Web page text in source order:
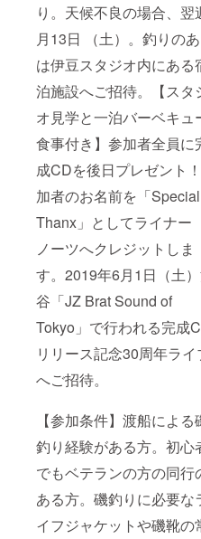
り。天候不良の場合、翌
月13日 （土）。釣りの
は伊豆スタジオ内にある
泊施設へご招待。【スタ
オ見学と一泊バーベキュ
食事付き】参加者全員に
成CDを後日プレゼント
加者のお名前を「Special
Thanx」としてライナー
ノーツへクレジットしま
す。2019年6月1日（土
谷「JZ Brat Sound of
Tokyo」で行われる完成
リリース記念30周年ライ
へご招待。
【参加条件】渡船による
釣り経験がある方。初心
でもベテランの方の同行
ある方。磯釣りに必要な
イフジャケットや磯靴の